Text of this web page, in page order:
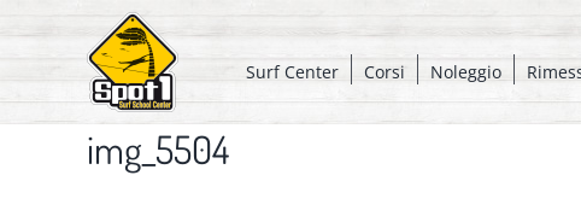
contenuto
Surf Center Corsi Noleggio
img_5504